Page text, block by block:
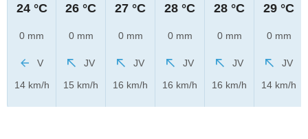
24 °C
0 mm
V
14 km/h
26 °C
0 mm
JV
15 km/h
27 °C
0 mm
JV
16 km/h
28 °C
0 mm
JV
16 km/h
28 °C
0 mm
JV
16 km/h
29 °C
0 mm
JV
14 km/h